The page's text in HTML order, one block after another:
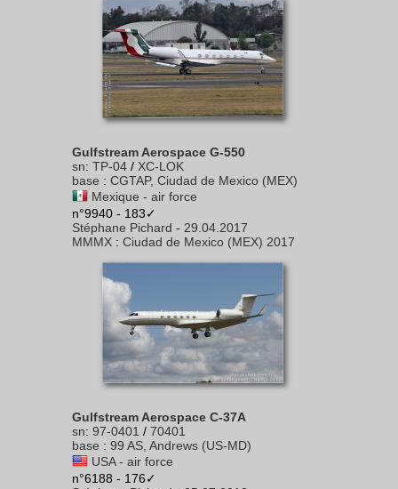
Gulfstream Aerospace G-550
sn: TP-04 / XC-LOK
base : CGTAP, Ciudad de Mexico (MEX)
Mexique - air force
n°9940 - 183✓
Stéphane Pichard - 29.04.2017
MMMX : Ciudad de Mexico (MEX) 2017
Gulfstream Aerospace C-37A
sn: 97-0401 / 70401
base : 99 AS, Andrews (US-MD)
USA - air force
n°6188 - 176✓